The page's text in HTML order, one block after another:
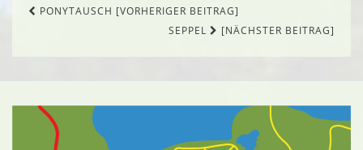
Beitragsnavigation
PONYTAUSCH [VORHERIGER BEITRAG]
SEPPEL
[NÄCHSTER BEITRAG]